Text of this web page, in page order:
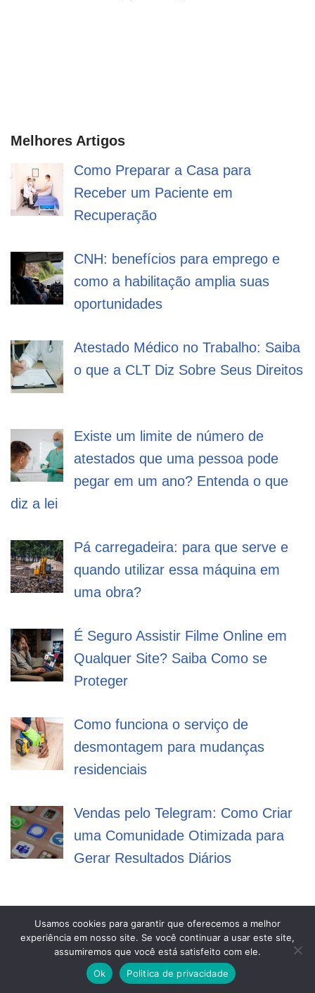
Melhores Artigos
Como Preparar a Casa para
Receber um Paciente em
Recuperação
CNH: benefícios para emprego e
como a habilitação amplia suas
oportunidades
Atestado Médico no Trabalho: Saiba
o que a CLT Diz Sobre Seus Direitos
Existe um limite de número de
atestados que uma pessoa pode
pegar em um ano? Entenda o que
diz a lei
Pá carregadeira: para que serve e
quando utilizar essa máquina em
uma obra?
É Seguro Assistir Filme Online em
Qualquer Site? Saiba Como se
Proteger
Como funciona o serviço de
desmontagem para mudanças
residenciais
Vendas pelo Telegram: Como Criar
uma Comunidade Otimizada para
Gerar Resultados Diários
Mega Filmes
Neve| Movido a WordPress
Usamos cookies para garantir que oferecemos a melhor
experiência em nosso site. Se você continuar a usar este site,
assumiremos que você está satisfeito com ele.
Ok
Politica de privacidade